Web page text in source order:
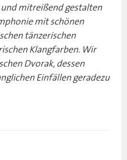
mitreißend gestalten
mit schönen
tänzerischen
Klangfarben. Wir
Dvorak, dessen
Einfällen geradezu